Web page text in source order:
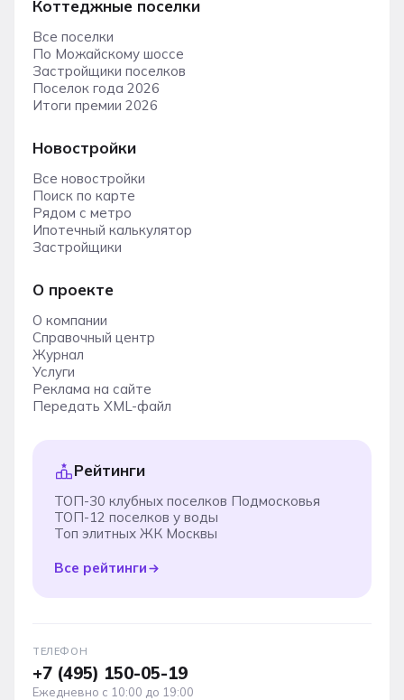
Коттеджные поселки
Все поселки
По Можайскому шоссе
Застройщики поселков
Поселок года 2026
Итоги премии 2026
Новостройки
Все новостройки
Поиск по карте
Рядом с метро
Ипотечный калькулятор
Застройщики
О проекте
О компании
Справочный центр
Журнал
Услуги
Реклама на сайте
Передать XML-файл
Рейтинги
ТОП-30 клубных поселков Подмосковья
ТОП-12 поселков у воды
Топ элитных ЖК Москвы
Все рейтинги
ТЕЛЕФОН
+7 (495) 150-05-19
Ежедневно с 10:00 до 19:00